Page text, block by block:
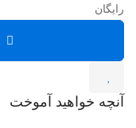
رایگان
آنچه خواهید آموخت